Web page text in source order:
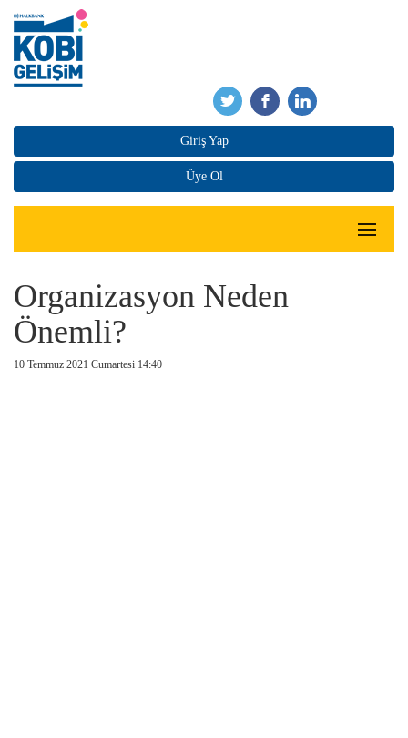
Giriş Yap
Üye Ol
Organizasyon Neden
Önemli?
10 Temmuz 2021 Cumartesi 14:40